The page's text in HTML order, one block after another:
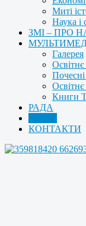
Миті
Наука і
ЗМІ – ПРО
Галерея
Освітнє
Освітнє
Книги
РАДА
КОНТАКТИ